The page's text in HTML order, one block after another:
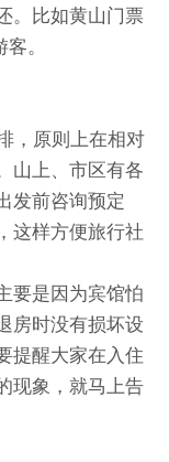
。比如黄山门票
。
原则上在相对
山上、市区有各
发前咨询预定
这样方便旅行社
要是因为宾馆怕
房时没有损坏设
提醒大家在入住
现象，就马上告